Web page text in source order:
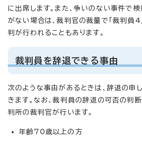
に出席します。また、争いのない事件で
がない場合は、裁判官の裁量で「裁判員4
判が行われることもあります。
裁判員を辞退できる事由
次のような事由があるときは、辞退の申
きます。なお、裁判員の辞退の可否の判
判所の裁判官が行います。
年齢70歳以上の方